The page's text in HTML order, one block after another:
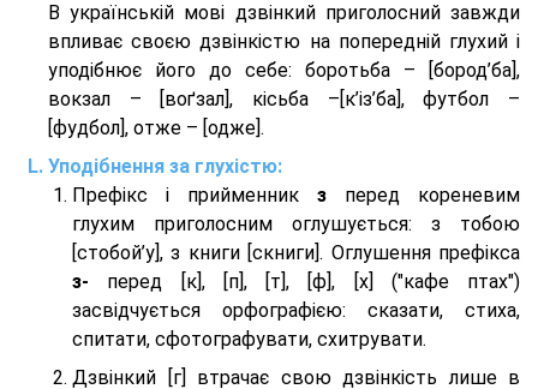
В українській мові дзвінкий приголосний завжди
впливає своєю дзвінкістю на попередній глухий і
уподібнює його до себе: боротьба – [бород’ба],
вокзал – [воґзал], кісьба –[к’із’ба], футбол –
[фудбол], отже – [одже].
Уподібнення за глухістю:
Префікс і прийменник з перед кореневим
глухим приголосним оглушується: з тобою
[стобой’у], з книги [скниги]. Оглушення префікса
з- перед [к], [п], [т], [ф], [х] ("кафе птах")
засвідчується орфографією: сказати, стиха,
спитати, сфотографувати, схитрувати.
Дзвінкий [г] втрачає свою дзвінкість лише в